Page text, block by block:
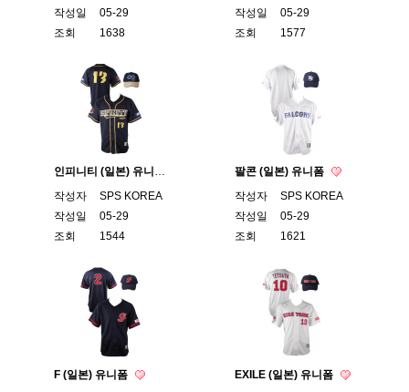
작성일
05-29
조회
1638
작성일
05-29
조회
1577
인피니티 (일본) 유니폼
작성자
SPS KOREA
작성일
05-29
조회
1544
팔콘 (일본) 유니폼
작성자
SPS KOREA
작성일
05-29
조회
1621
F (일본) 유니폼
EXILE (일본) 유니폼